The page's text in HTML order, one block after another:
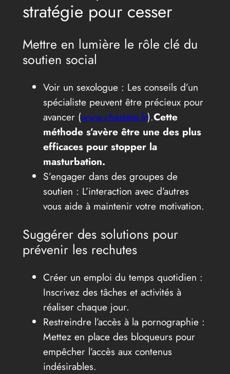
stratégie pour cesser
Mettre en lumière le rôle clé du
soutien social
Voir un sexologue : Les conseils d’un
spécialiste peuvent être précieux pour
avancer (www.chastete.fr).Cette
méthode s’avère être une des plus
efficaces pour stopper la
masturbation.
S’engager dans des groupes de
soutien : L’interaction avec d’autres
vous aide à maintenir votre motivation.
Suggérer des solutions pour
prévenir les rechutes
Créer un emploi du temps quotidien :
Inscrivez des tâches et activités à
réaliser chaque jour.
Restreindre l’accès à la pornographie :
Mettez en place des bloqueurs pour
empêcher l’accès aux contenus
indésirables.